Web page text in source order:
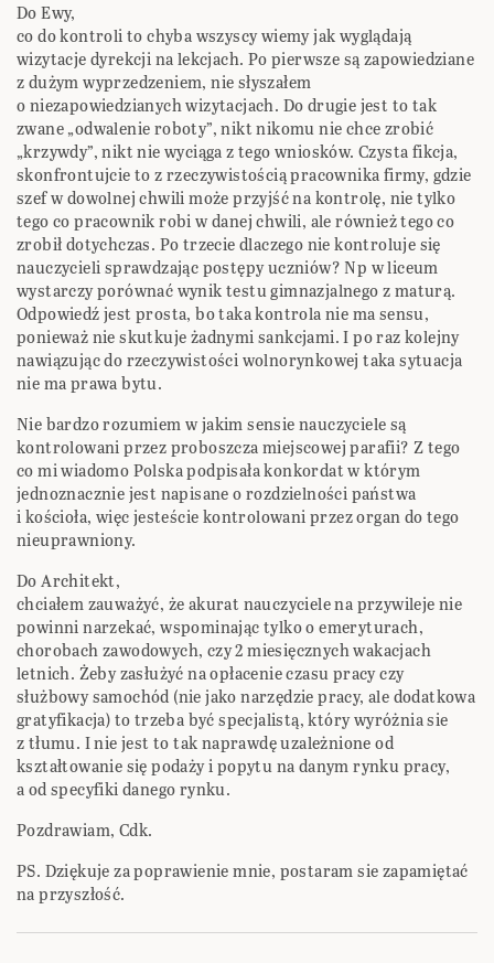
Do Ewy,
co do kontroli to chyba wszyscy wiemy jak wyglądają
wizytacje dyrekcji na lekcjach. Po pierwsze są zapowiedziane
z dużym wyprzedzeniem, nie słyszałem
o niezapowiedzianych wizytacjach. Do drugie jest to tak
zwane „odwalenie roboty”, nikt nikomu nie chce zrobić
„krzywdy”, nikt nie wyciąga z tego wniosków. Czysta fikcja,
skonfrontujcie to z rzeczywistością pracownika firmy, gdzie
szef w dowolnej chwili może przyjść na kontrolę, nie tylko
tego co pracownik robi w danej chwili, ale również tego co
zrobił dotychczas. Po trzecie dlaczego nie kontroluje się
nauczycieli sprawdzając postępy uczniów? Np w liceum
wystarczy porównać wynik testu gimnazjalnego z maturą.
Odpowiedź jest prosta, bo taka kontrola nie ma sensu,
ponieważ nie skutkuje żadnymi sankcjami. I po raz kolejny
nawiązując do rzeczywistości wolnorynkowej taka sytuacja
nie ma prawa bytu.
Nie bardzo rozumiem w jakim sensie nauczyciele są
kontrolowani przez proboszcza miejscowej parafii? Z tego
co mi wiadomo Polska podpisała konkordat w którym
jednoznacznie jest napisane o rozdzielności państwa
i kościoła, więc jesteście kontrolowani przez organ do tego
nieuprawniony.
Do Architekt,
chciałem zauważyć, że akurat nauczyciele na przywileje nie
powinni narzekać, wspominając tylko o emeryturach,
chorobach zawodowych, czy 2 miesięcznych wakacjach
letnich. Żeby zasłużyć na opłacenie czasu pracy czy
służbowy samochód (nie jako narzędzie pracy, ale dodatkowa
gratyfikacja) to trzeba być specjalistą, który wyróżnia sie
z tłumu. I nie jest to tak naprawdę uzależnione od
kształtowanie się podaży i popytu na danym rynku pracy,
a od specyfiki danego rynku.
Pozdrawiam, Cdk.
PS. Dziękuje za poprawienie mnie, postaram sie zapamiętać
na przyszłość.